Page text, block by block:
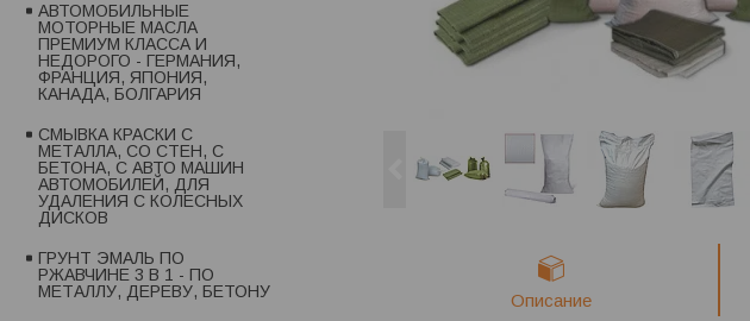
Описание
АВТОМОБИЛЬНЫЕ
МОТОРНЫЕ МАСЛА
ПРЕМИУМ КЛАССА И
НЕДОРОГО - ГЕРМАНИЯ,
ФРАНЦИЯ, ЯПОНИЯ,
КАНАДА, БОЛГАРИЯ
СМЫВКА КРАСКИ С
МЕТАЛЛА, СО СТЕН, С
БЕТОНА, С АВТО МАШИН
АВТОМОБИЛЕЙ, ДЛЯ
УДАЛЕНИЯ С КОЛЕСНЫХ
ДИСКОВ
ГРУНТ ЭМАЛЬ ПО
РЖАВЧИНЕ 3 В 1 - ПО
МЕТАЛЛУ, ДЕРЕВУ, БЕТОНУ